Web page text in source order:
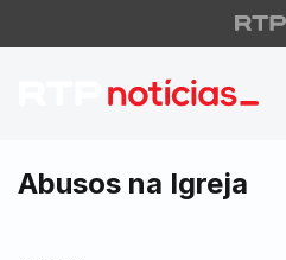
Igreja diz
Abusos na Igreja